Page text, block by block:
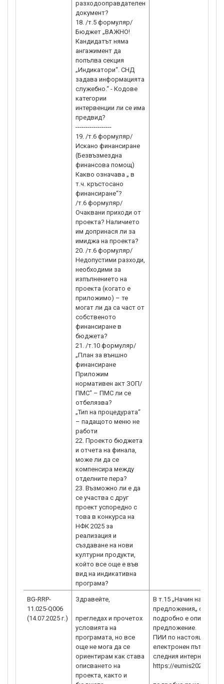
разходооправдателен
документ?
18. /т.5 формуляр/
Бюджет „ВАЖНО!
Кандидатът няма
ангажимент да
попълва секция
„Индикатори“. СНД
задава информацията
служебно.“ - Кодове
категории
интервенции ли се има
предвид?
------------------
19. /т.6 формуляр/
Искано финансиране
(Безвъзмездна
финансова помощ)
Какво означава „ в
т.ч. кръстосано
финансиране“?
/т.6 формуляр/
Очаквани приходи от
проекта? Наличието
им допринася ли за
имиджа на проекта?
20. /т.6 формуляр/
Недопустими разходи,
необходими за
изпълнението на
проекта (когато е
приложимо) – те
могат ли да са част от
собственото
финансиране в
бюджета?
21. /т.10 формуляр/
„План за външно
финансиране
Приложим
нормативен акт ЗОП/
ПМС“ – ПМС ли се
отбелязва?
„Тип на процедурата“
– падащото меню не
работи
22. Проекто бюджета
и отчета на финала,
може ли да се
компенсира между
отделните пера?
23. Възможно ли е да
се участва с друг
проект успоредно с
това в конкурса на
НФК 2025 за
реализация и
създаване на нови
културни продукти,
който все още е във
вид на индикативна
BG-RRP-
11.025-Q006
(14.07.2025 г.)
Здравейте,
прегледах и прочетох
условията на
програмата, но все
още не мога да се
ориентирам как става
описването на
проекта, както и
В т.15 „Начин на
предложения„ от
подробно е описано
предложение.
ПИИ по настоящата
електронен път чрез
следния интернет
https://